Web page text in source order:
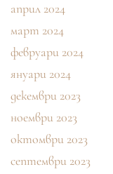
април 2024
март 2024
февруари 2024
януари 2024
декември 2023
ноември 2023
октомври 2023
септември 2023